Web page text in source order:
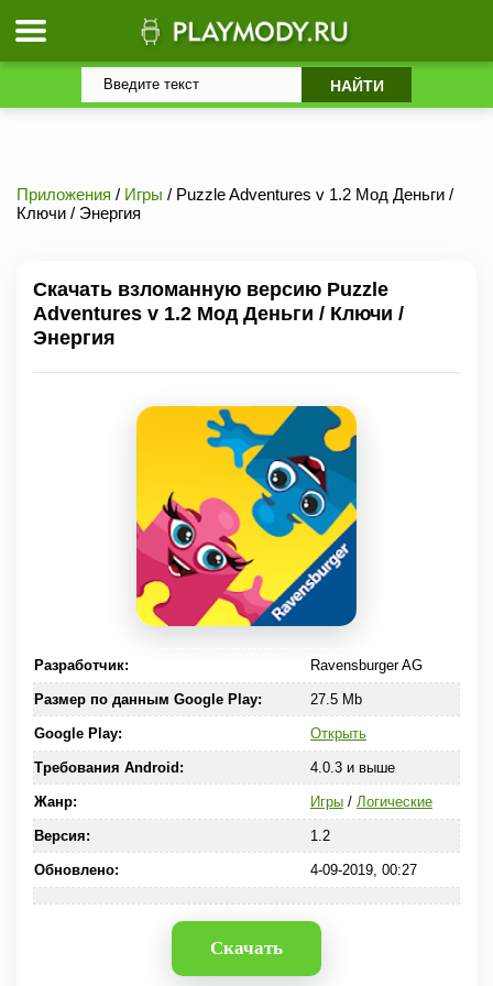
Приложения / Игры / Puzzle Adventures v 1.2 Мод Деньги /
Ключи / Энергия
Скачать взломанную версию Puzzle
Adventures v 1.2 Мод Деньги / Ключи /
Энергия
Разработчик: Ravensburger AG
Размер по данным Google Play: 27.5 Mb
Google Play: Открыть
Требования Android: 4.0.3 и выше
Жанр: Игры/ Логические
Версия: 1.2
Обновлено: 4-09-2019, 00:27
Скачать